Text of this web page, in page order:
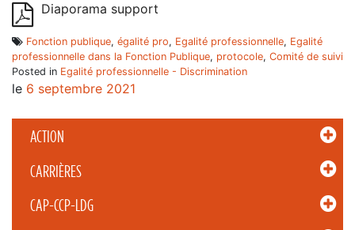
ACTION
CARRIÈRES
CAP-CCP-LDG
Diaporama support
Fonction publique, égalité pro, Egalité professionnelle, Egalité
professionnelle dans la Fonction Publique, protocole, Comité de suivi
Posted in Egalité professionnelle - Discrimination
le 6 septembre 2021